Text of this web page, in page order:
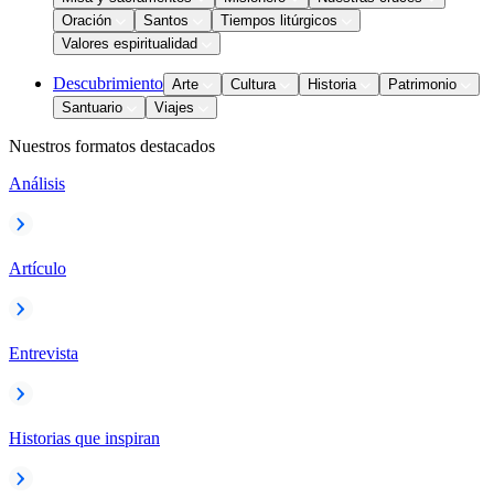
Oración
Santos
Tiempos litúrgicos
Valores espiritualidad
Descubrimiento Arte Cultura Historia
Patrimonio
Santuario
Viajes
Nuestros formatos destacados
Análisis
Artículo
Entrevista
Historias que inspiran